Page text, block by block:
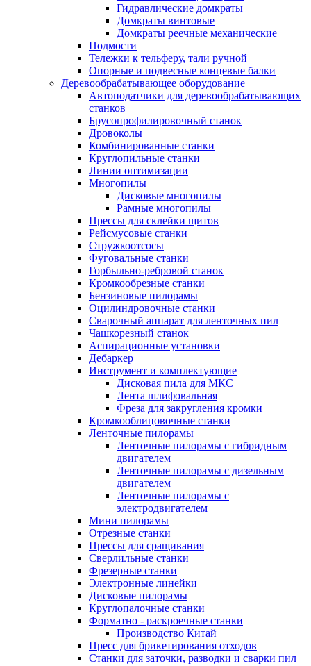
Гидравлические домкраты
Домкраты винтовые
Домкраты реечные механические
Подмости
Тележки к тельферу, тали ручной
Опорные и подвесные концевые балки
Деревообрабатывающее оборудование
Автоподатчики для деревообрабатывающих
станков
Брусопрофилировочный станок
Дровоколы
Комбинированные станки
Круглопильные станки
Линии оптимизации
Многопилы
Дисковые многопилы
Рамные многопилы
Прессы для склейки щитов
Рейсмусовые станки
Стружкоотсосы
Фуговальные станки
Горбыльно-ребровой станок
Кромкообрезные станки
Бензиновые пилорамы
Оцилиндровочные станки
Сварочный аппарат для ленточных пил
Чашкорезный станок
Аспирационные установки
Дебаркер
Инструмент и комплектующие
Дисковая пила для МКС
Лента шлифовальная
Фреза для закругления кромки
Кромкооблицовочные станки
Ленточные пилорамы
Ленточные пилорамы с гибридным
двигателем
Ленточные пилорамы с дизельным
двигателем
Ленточные пилорамы с
электродвигателем
Мини пилорамы
Отрезные станки
Прессы для сращивания
Сверлильные станки
Фрезерные станки
Электронные линейки
Дисковые пилорамы
Круглопалочные станки
Форматно - раскроечные станки
Производство Китай
Пресс для брикетирования отходов
Станки для заточки, разводки и сварки пил